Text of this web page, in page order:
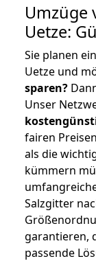
Umzüge
Uetze:
Sie planen
Uetze und
sparen?
Unser
fairen
als die
kümmern
Salzgitter
garantieren,
passende